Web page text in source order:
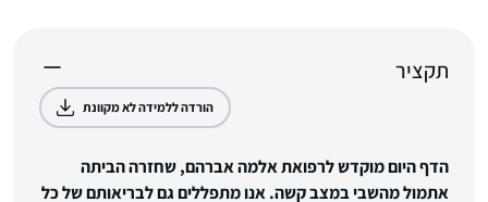
תקציר
הורדה ללמידה לא מקוונת
הדף היום מוקדש לרפואת אלמה אברהם, שחזרה הביתה
אתמול מהשבי במצב קשה. אנו מתפללים גם לבריאותם של כל